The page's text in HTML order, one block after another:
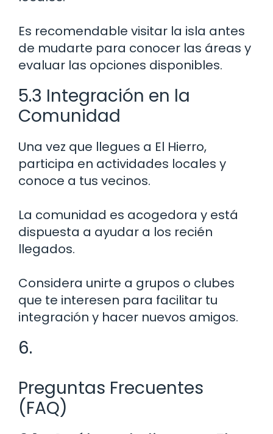
Es recomendable visitar la isla antes
de mudarte para conocer las áreas y
evaluar las opciones disponibles.
5.3 Integración en la
Comunidad
Una vez que llegues a El Hierro,
participa en actividades locales y
conoce a tus vecinos.
La comunidad es acogedora y está
dispuesta a ayudar a los recién
llegados.
Considera unirte a grupos o clubes
que te interesen para facilitar tu
integración y hacer nuevos amigos.
6.
Preguntas Frecuentes
(FAQ)